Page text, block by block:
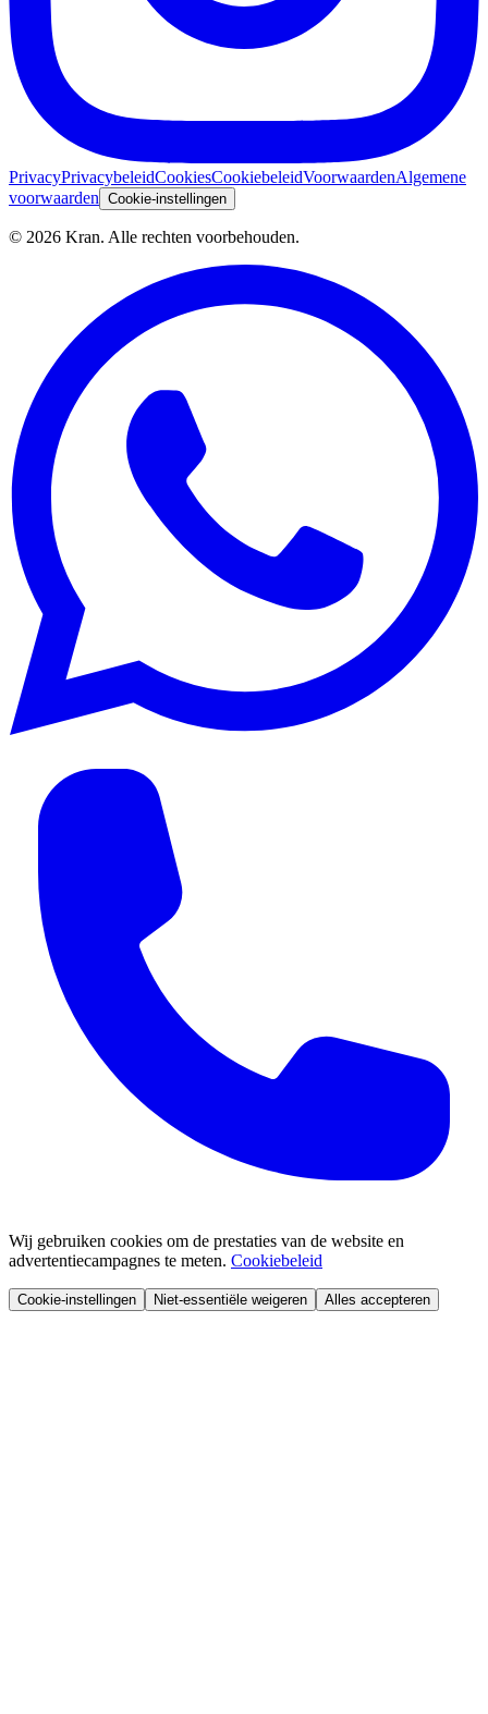
PrivacyPrivacybeleidCookiesCookiebeleidVoorwaardenAlgemene
voorwaarden Cookie-instellingen
© 2026 Kran. Alle rechten voorbehouden.
Wij gebruiken cookies om de prestaties van de website en
advertentiecampagnes te meten. Cookiebeleid
Cookie-instellingen Niet-essentiële weigeren Alles accepteren